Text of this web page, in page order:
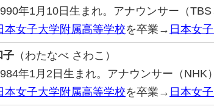
年1月10日生まれ。アナウンサー（
本女子大学附属高等学校を卒業→ 日本女
子 （わたなべ さわこ）
年1月2日生まれ。アナウンサー（NHK
本女子大学附属高等学校を卒業→ 日本女